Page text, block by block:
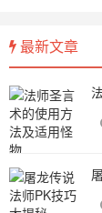
最新文章